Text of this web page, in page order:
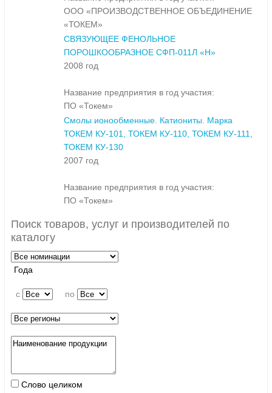
ООО «ПРОИЗВОДСТВЕННОЕ ОБЪЕДИНЕНИЕ
«ТОКЕМ»
СВЯЗУЮЩЕЕ ФЕНОЛЬНОЕ
ПОРОШКООБРАЗНОЕ СФП-011Л «Н»
2008 год
Название предприятия в год участия:
ПО «Токем»
Смолы ионообменные. Катиониты. Марка
ТОКЕМ КУ-101, ТОКЕМ КУ-110, ТОКЕМ КУ-111,
ТОКЕМ КУ-130
2007 год
Название предприятия в год участия:
ПО «Токем»
Поиск товаров, услуг и производителей по
каталогу
Года
c по
Слово целиком